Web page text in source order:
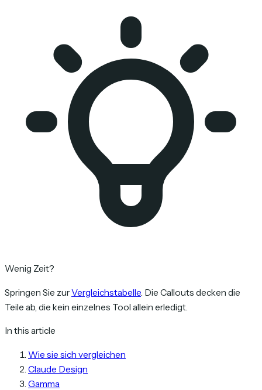
Wenig Zeit?
Springen Sie zurVergleichstabelle . Die Callouts decken die
Teile ab, die kein einzelnes Tool allein erledigt.
In this article
Wie sie sich vergleichen
Claude Design
Gamma